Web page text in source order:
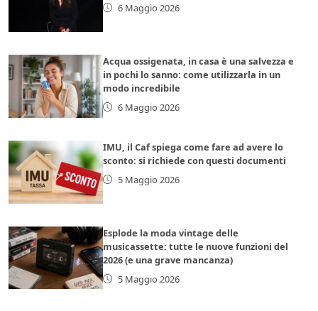
6 Maggio 2026
Acqua ossigenata, in casa è una salvezza e
in pochi lo sanno: come utilizzarla in un
modo incredibile
6 Maggio 2026
IMU, il Caf spiega come fare ad avere lo
sconto: si richiede con questi documenti
5 Maggio 2026
Esplode la moda vintage delle
musicassette: tutte le nuove funzioni del
2026 (e una grave mancanza)
5 Maggio 2026